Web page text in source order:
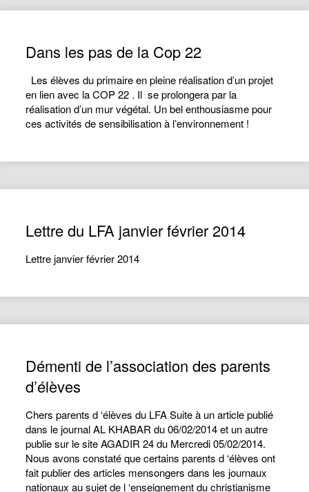
Dans les pas de la Cop 22
Les élèves du primaire en pleine réalisation d’un projet
en lien avec la COP 22 . Il se prolongera par la
réalisation d’un mur végétal. Un bel enthousiasme pour
ces activités de sensibilisation à l’environnement !
Lettre du LFA janvier février 2014
Lettre janvier février 2014
Démenti de l’association des parents
d’élèves
Chers parents d ‘élèves du LFA Suite à un article publié
dans le journal AL KHABAR du 06/02/2014 et un autre
publie sur le site AGADIR 24 du Mercredi 05/02/2014.
Nous avons constaté que certains parents d ‘élèves ont
fait publier des articles mensongers dans les journaux
nationaux au sujet de l ‘enseignement du christianisme